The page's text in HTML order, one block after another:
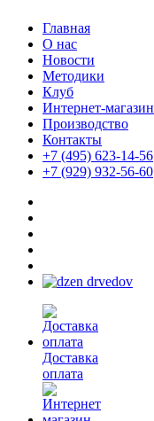
Главная
О нас
Новости
Методики
Клуб
Интернет-магазин
Производство
Контакты
+7 (495) 623-14-56
+7 (929) 932-56-60
Доставка
оплата